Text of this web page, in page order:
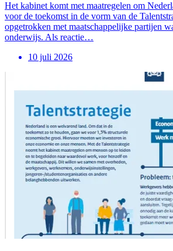
Het kabinet komt met maatregelen om
voor de toekomst in de vorm van de
opgetrokken met maatschappelijke partijen
onderwijs. Als reactie…
10 juli 2026